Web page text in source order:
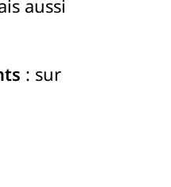
aussi
: sur